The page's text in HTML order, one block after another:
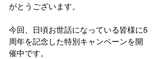
がとうございます。
今回、日頃お世話になっている皆様に5
周年を記念した特別キャンペーンを開
催中です。